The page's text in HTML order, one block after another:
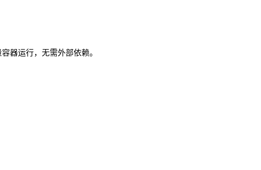
器运行，无需外部依赖。